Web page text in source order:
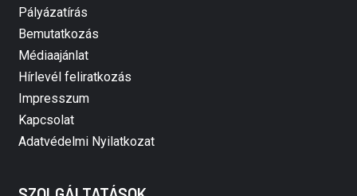
Pályázatírás
Bemutatkozás
Médiaajánlat
Hírlevél feliratkozás
Impresszum
Kapcsolat
Adatvédelmi Nyilatkozat